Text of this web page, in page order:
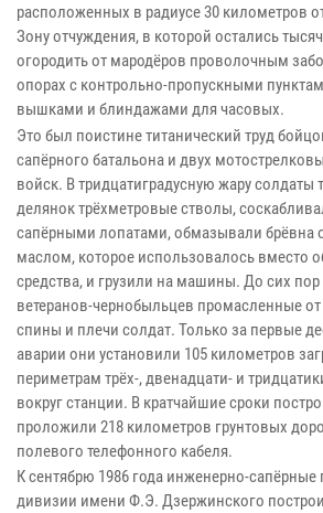
расположенных в радиусе 30 километров
Зону отчуждения, в которой остались
огородить от мародёров проволочным
опорах с контрольно-пропускными
вышками и блиндажами для часовых.
Это был поистине титанический труд
сапёрного батальона и двух
войск. В тридцатиградусную жару солдаты
делянок трёхметровые стволы,
сапёрными лопатами, обмазывали брёвна
маслом, которое использовалось вместо
средства, и грузили на машины. До сих пор
ветеранов-чернобыльцев промасленные
спины и плечи солдат. Только за первые
аварии они установили 105 километров
периметрам трёх-, двенадцати- и
вокруг станции. В кратчайшие сроки
проложили 218 километров грунтовых
полевого телефонного кабеля.
К сентябрю 1986 года инженерно-сапёрные
дивизии имени Ф.Э. Дзержинского